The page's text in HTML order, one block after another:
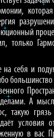
только
на себя и
большинство
А
такую
условия
в вас